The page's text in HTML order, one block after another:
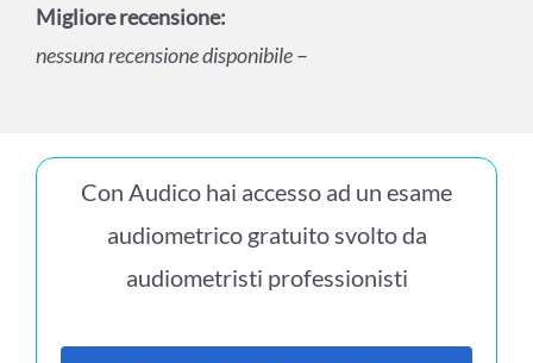
Migliore recensione:
nessuna recensione disponibile–
Con Audico hai accesso ad un esame
audiometrico gratuito svolto da
audiometristi professionisti